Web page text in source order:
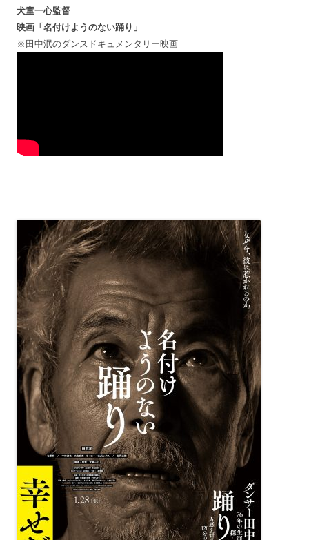
犬童一心監督
映画「名付けようのない踊り」
※田中泯のダンスドキュメンタリー映画